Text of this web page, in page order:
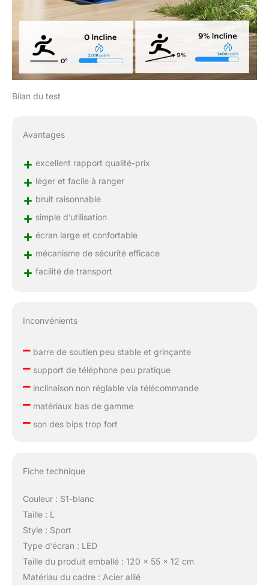
Bilan du test
Avantages
+ excellent rapport qualité-prix
+ léger et facile à ranger
+ bruit raisonnable
+ simple d’utilisation
+ écran large et confortable
+ mécanisme de sécurité efficace
+ facilité de transport
Inconvénients
–barre de soutien peu stable et grinçante
–support de téléphone peu pratique
–inclinaison non réglable via télécommande
–matériaux bas de gamme
–son des bips trop fort
Fiche technique
Couleur : S1-blanc
Taille : L
Style : Sport
Type d’écran : LED
Taille du produit emballé : 120 × 55 × 12 cm
Matériau du cadre : Acier allié